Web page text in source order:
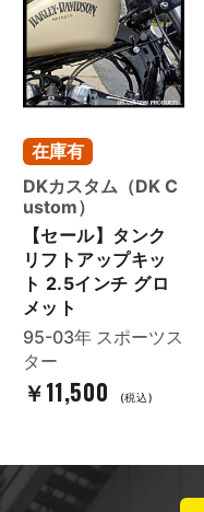
在庫有
DKカスタム（DK C
ustom）
【セール】タンク
リフトアップキッ
ト 2.5インチ グロ
メット
95-03年 スポーツス
ター
￥11,500 (税込)